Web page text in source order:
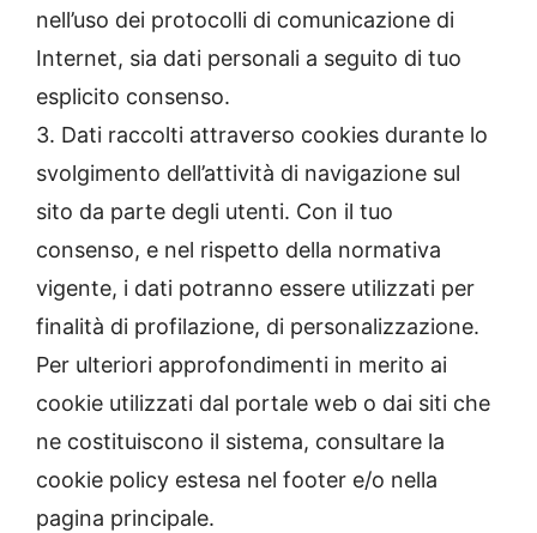
nell’uso dei protocolli di comunicazione di
Internet, sia dati personali a seguito di tuo
esplicito consenso.
3. Dati raccolti attraverso cookies durante lo
svolgimento dell’attività di navigazione sul
sito da parte degli utenti. Con il tuo
consenso, e nel rispetto della normativa
vigente, i dati potranno essere utilizzati per
finalità di profilazione, di personalizzazione.
Per ulteriori approfondimenti in merito ai
cookie utilizzati dal portale web o dai siti che
ne costituiscono il sistema, consultare la
cookie policy estesa nel footer e/o nella
pagina principale.